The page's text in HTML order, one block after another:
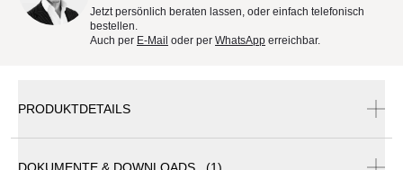
Jetzt persönlich beraten lassen, oder einfach telefonisch
bestellen.
Auch per E-Mail oder per WhatsApp erreichbar.
PRODUKTDETAILS
DOKUMENTE & DOWNLOADS (1)